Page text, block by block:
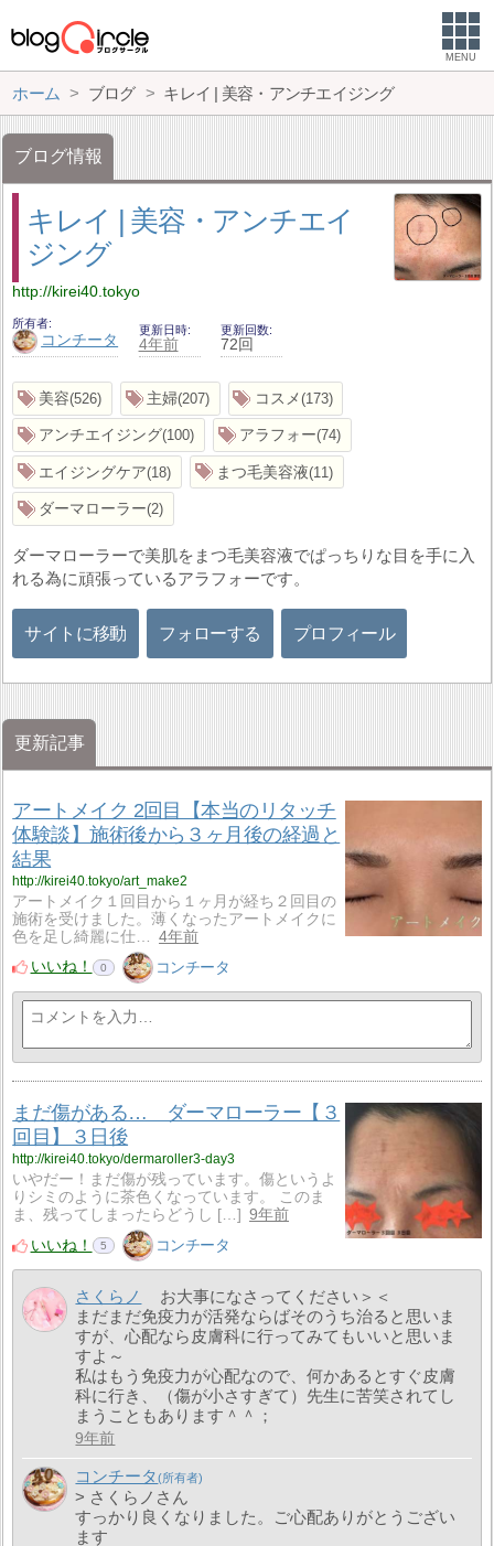
MENU
ホーム ブログ キレイ | 美容・アンチエイジング
ブログ情報
キレイ | 美容・アンチエイ
ジング
http://kirei40.tokyo
所有者
コンチータ
更新日時
4年前
更新回数
72回
美容 526 主婦 207 コスメ 173
アンチエイジング 100 アラフォー 74
エイジングケア 18 まつ毛美容液 11
ダーマローラー 2
ダーマローラーで美肌をまつ毛美容液でぱっちりな目を手に入
れる為に頑張っているアラフォーです。
サイトに移動 フォローする プロフィール
更新記事
アートメイク 2回目【本当のリタッチ
体験談】施術後から３ヶ月後の経過と
結果
http://kirei40.tokyo/art_make2
アートメイク１回目から１ヶ月が経ち２回目の
施術を受けました。薄くなったアートメイクに
色を足し綺麗に仕…
4年前
いいね！
0 コンチータ
まだ傷がある… ダーマローラー【３
回目】３日後
http://kirei40.tokyo/dermaroller3-day3
いやだー！まだ傷が残っています。傷というよ
りシミのように茶色くなっています。 このま
ま、残ってしまったらどうし […]
9年前
いいね！
5 コンチータ
さくらノ
お大事になさってください＞＜
まだまだ免疫力が活発ならばそのうち治ると思いま
すが、心配なら皮膚科に行ってみてもいいと思いま
すよ～
私はもう免疫力が心配なので、何かあるとすぐ皮膚
科に行き、（傷が小さすぎて）先生に苦笑されてし
まうこともあります＾＾；
9年前
コンチータ
> さくらノさん
すっかり良くなりました。ご心配ありがとうござい
ます